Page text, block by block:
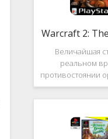
Warcraft 2:
Величайшая
реальном
противостоянии
Warcraft 2:
рассказывает
историю, в
за королевство